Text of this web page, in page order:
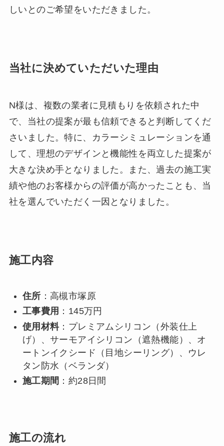
しいとのご希望をいただきました。
当社に決めていただいた理由
N様は、複数の業者に見積もりを依頼された中
で、当社の提案が最も信頼できると判断してくだ
さいました。特に、カラーシミュレーションを通
して、理想のデザインと機能性を両立した提案が
大きな決め手となりました。また、過去の施工実
績や他のお客様からの評価が高かったことも、当
社を選んでいただく一因となりました。
施工内容
住所 ：高槻市塚原
工事費用 ：145万円
使用材料：プレミアムシリコン（外装仕上
げ）、サーモアイシリコン（遮熱機能）、オ
ートンイクシード（目地シーリング）、ウレ
タン防水（ベランダ）
施工期間 ：約28日間
施工の流れ